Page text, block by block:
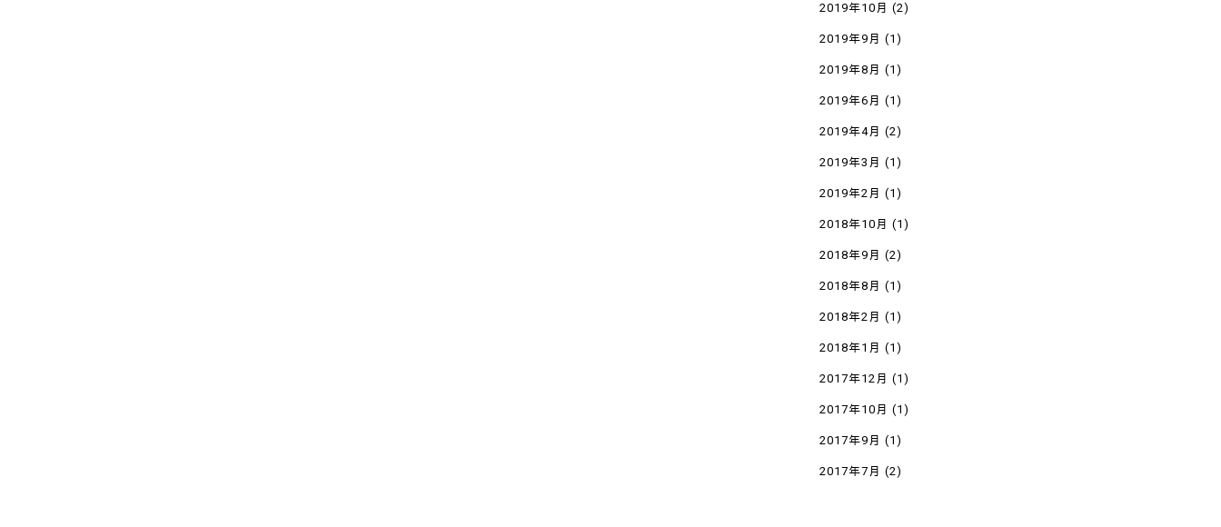
2019年10月 (2)
2019年9月 (1)
2019年8月 (1)
2019年6月 (1)
2019年4月 (2)
2019年3月 (1)
2019年2月 (1)
2018年10月 (1)
2018年9月 (2)
2018年8月 (1)
2018年2月 (1)
2018年1月 (1)
2017年12月 (1)
2017年10月 (1)
2017年9月 (1)
2017年7月 (2)